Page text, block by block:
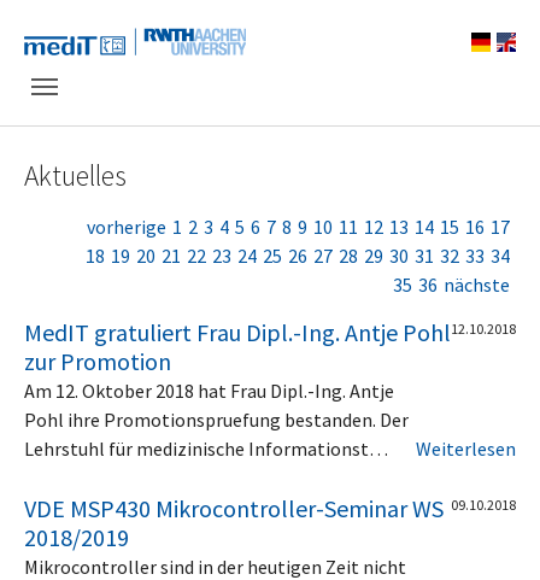
Aktuelles
vorherige 1 2 3 4 5 6 7 8 9 10 11 12 13 14 15 16 17
18 19 20 21 22 23 24 25 26 27 28 29 30 31 32 33 34
35 36 nächste
MedIT gratuliert Frau Dipl.-Ing. Antje Pohl
zur Promotion
12.10.2018
Am 12. Oktober 2018 hat Frau Dipl.-Ing. Antje
Pohl ihre Promotionspruefung bestanden. Der
Lehrstuhl für medizinische Informationst…
Weiterlesen
VDE MSP430 Mikrocontroller-Seminar WS
2018/2019
09.10.2018
Mikrocontroller sind in der heutigen Zeit nicht